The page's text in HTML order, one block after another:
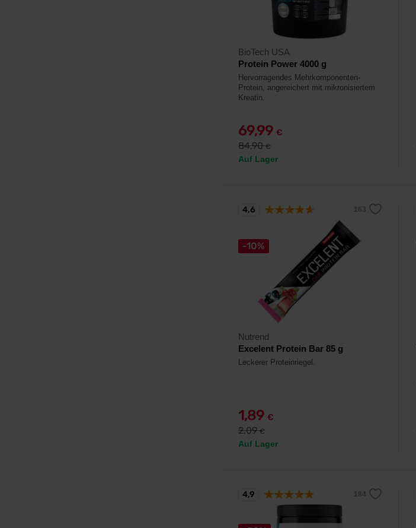
BioTech USA
Protein Power 4000 g
Hervorragendes Mehrkomponenten-
Protein, angereichert mit mikronisiertem
Kreatin.
69,99 €
84,90€
Auf Lager
-10%
Nutrend
Excelent Protein Bar 85 g
Leckerer Proteinriegel.
1,89 €
2,09€
Auf Lager
4,6
4,9